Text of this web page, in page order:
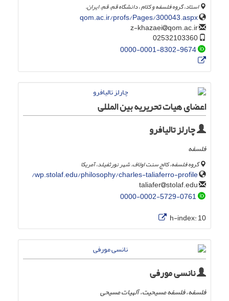
استاد، گروه فلسفه و کلام ، دانشگاه قم، قم، ایران.
qom.ac.ir/profs/Pages/300043.aspx
qom.ac.ir
0000-0001-8302-9674
اعضای هیات تحریریه بین المللی
چارلز تالیافرو
فلسفه
گروه فلسفه، کالج سنت اولاف. شهر نورثفیلد، آمریکا
wp.stolaf.edu/philosophy/charles-taliaferro-profile/
stolaf.edu
0000-0002-5729-0761
h-index:10
نانسی مورفی
فلسفه، فلسفه مسیحیت، آلهیات مسیحی